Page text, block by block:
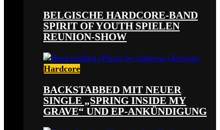
BELGISCHE HARDCORE-BAND
SPIRIT OF YOUTH SPIELEN
REUNION-SHOW
Hardcore
BACKSTABBED MIT NEUER
SINGLE „SPRING INSIDE MY
GRAVE“ UND EP-ANKÜNDIGUNG